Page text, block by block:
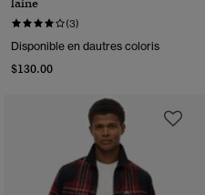
(3)
Disponible en dautres coloris
$130.00